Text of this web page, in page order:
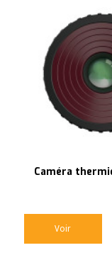
Caméra
Voir